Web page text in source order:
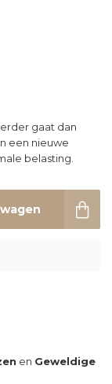
gaat dan
een nieuwe
belasting.
en Geweldige